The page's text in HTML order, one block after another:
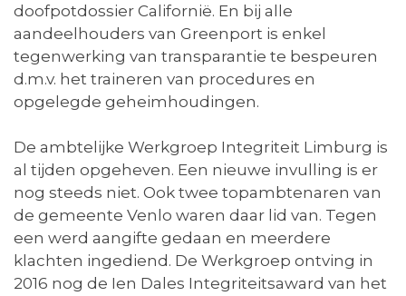
doofpotdossier Californië. En bij alle
aandeelhouders van Greenport is enkel
tegenwerking van transparantie te bespeuren
d.m.v. het traineren van procedures en
opgelegde geheimhoudingen.
De ambtelijke Werkgroep Integriteit Limburg is
al tijden opgeheven. Een nieuwe invulling is er
nog steeds niet. Ook twee topambtenaren van
de gemeente Venlo waren daar lid van. Tegen
een werd aangifte gedaan en meerdere
klachten ingediend. De Werkgroep ontving in
2016 nog de Ien Dales Integriteitsaward van het